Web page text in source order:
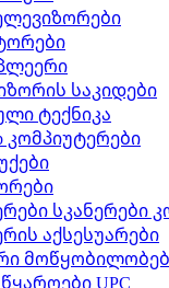
საკიდები
ტექნიკა
კომპიუტერები
სკანერები
აქსესუარები
UPC